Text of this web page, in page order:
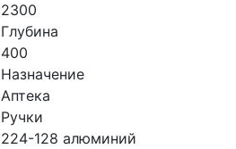
2300
Глубина
400
Назначение
Аптека
Ручки
224-128 алюминий